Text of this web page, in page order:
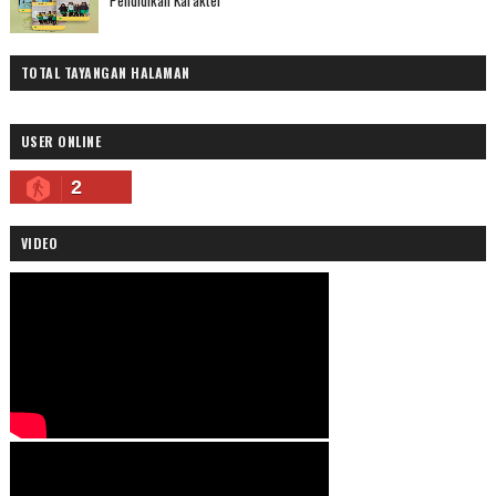
TOTAL TAYANGAN HALAMAN
USER ONLINE
2
VIDEO